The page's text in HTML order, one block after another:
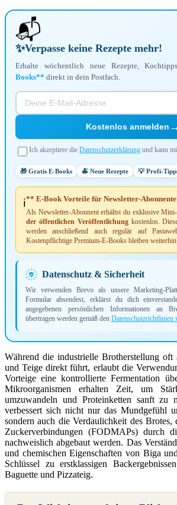
📬
✨Verpasse keine Rezepte mehr!
Erhalte wöchentlich neue Rezepte,
Books** direkt in dein Postfach.
Kostenlos anmelden
Ich akzeptiere die Datenschutzerklärung und kann
🎁 Gratis E-Books 🍝 Neue Rezepte 💡 Profi-
ℹ️** E-Book Vorteile für Newsletter-
Als Newsletter-Abonnent erhältst du exklusive
der öffentlichen Veröffentlichungkostenlos.
werden anschließend auch regulär auf
Kostenpflichtige Premium-E-Books bleiben
Datenschutz & Sicherheit
Wir verwenden Brevo als unsere Marketing-
Formular absendest, erklärst du dich
angegebenen persönlichen Informationen an
übertragen werden gemäß den Datenschutzrichtlinien
Während die industrielle Brotherstellung oft
und Teige direkt führt, erlaubt die
Vorteige eine kontrollierte Fermentation
Mikroorganismen erhalten Zeit, um
umzuwandeln und Proteinketten sanft zu
verbessert sich nicht nur das Mundgefühl
sondern auch die Verdaulichkeit des Brotes,
Zuckerverbindungen (FODMAPs) durch
nachweislich abgebaut werden. Das
und chemischen Eigenschaften von Biga
Schlüssel zu erstklassigen
Baguette und Pizzateig.